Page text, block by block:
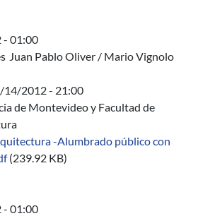
- 01:00
Juan Pablo Oliver / Mario Vignolo
14/2012 - 21:00
de Montevideo y Facultad de
-Alumbrado público con
(239.92 KB)
F. Arquitectura - Desarrollo de
- 01:00